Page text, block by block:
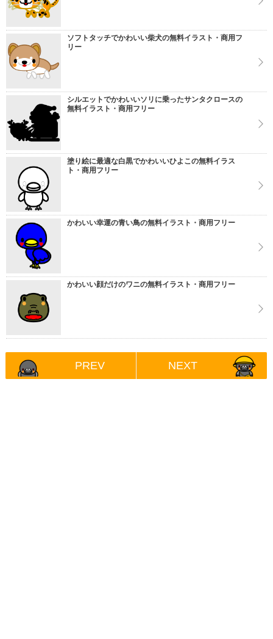
ソフトタッチでかわいい柴犬の無料イラスト・商用フ
リー
シルエットでかわいいソリに乗ったサンタクロースの
無料イラスト・商用フリー
塗り絵に最適な白黒でかわいいひよこの無料イラス
ト・商用フリー
かわいい幸運の青い鳥の無料イラスト・商用フリー
かわいい顔だけのワニの無料イラスト・商用フリー
PREV NEXT